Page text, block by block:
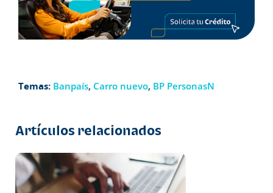
Temas: Banpaís, Carro nuevo, BP PersonasN
Artículos relacionados